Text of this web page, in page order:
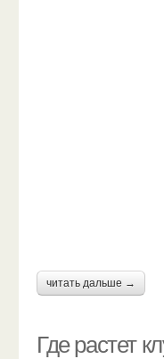
читать дальше →
Где растет